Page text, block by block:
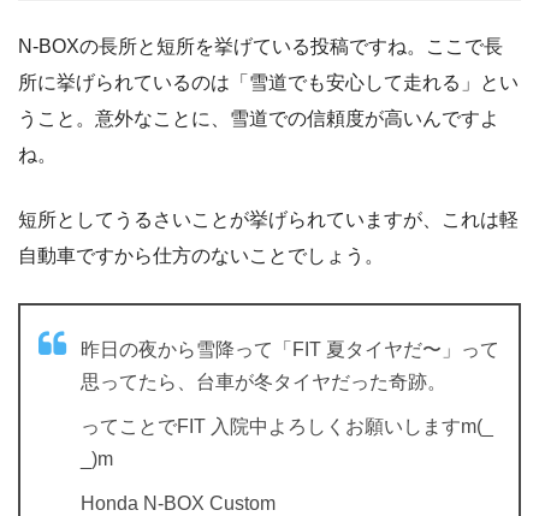
N-BOXの長所と短所を挙げている投稿ですね。ここで長
所に挙げられているのは「雪道でも安心して走れる」とい
うこと。意外なことに、雪道での信頼度が高いんですよ
ね。
短所としてうるさいことが挙げられていますが、これは軽
自動車ですから仕方のないことでしょう。
昨日の夜から雪降って「FIT 夏タイヤだ〜」って
思ってたら、台車が冬タイヤだった奇跡。
ってことでFIT 入院中よろしくお願いしますm(_
_)m
Honda N-BOX Custom